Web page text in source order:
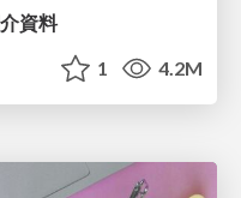
資料
1 4.2M